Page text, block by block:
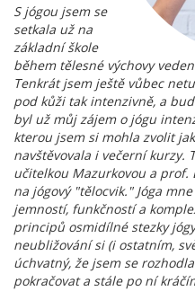
S jógou jsem se
setkala už na
základní škole
během tělesné výchovy
Tenkrát jsem ještě vůbec
pod kůži tak intenzivně, a
byl už můj zájem o jógu
kterou jsem si mohla zvolit
navštěvovala i večerní kurzy.
učitelkou Mazurkovou a prof.
na jógový "tělocvik." Jóga
jemností, funkčností a
principů osmidílné stezky
neubližování si (i ostatním,
úchvatný, že jsem se
pokračovat a stále po ní